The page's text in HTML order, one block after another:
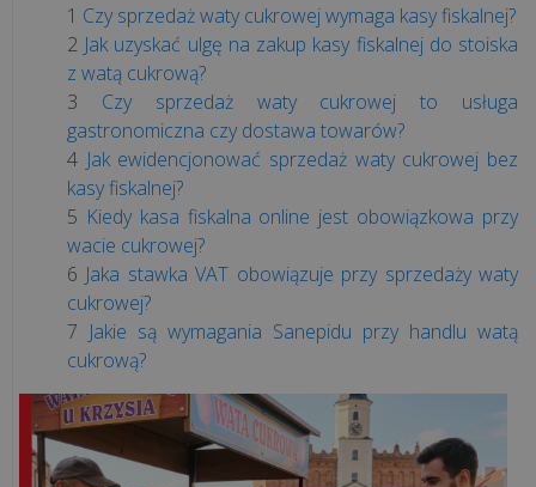
offline
znikną?
sprawdzić
pamięć
fiskalnej?
Usługi
remontowe
Czy sprzedaż waty cukrowej wymaga kasy fiskalnej?
Jak uzyskać ulgę na zakup kasy fiskalnej do stoiska
z watą cukrową?
Czy sprzedaż waty cukrowej to usługa
gastronomiczna czy dostawa towarów?
Jak ewidencjonować sprzedaż waty cukrowej bez
kasy fiskalnej?
Kiedy kasa fiskalna online jest obowiązkowa przy
wacie cukrowej?
Jaka stawka VAT obowiązuje przy sprzedaży waty
cukrowej?
Jakie są wymagania Sanepidu przy handlu watą
cukrową?